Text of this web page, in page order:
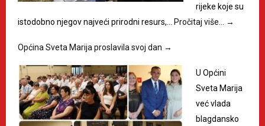
rijeke koje su
istodobno njegov najveći prirodni resurs,…
Pročitaj više… →
Općina Sveta Marija proslavila svoj dan →
U Općini
Sveta Marija
već vlada
blagdansko